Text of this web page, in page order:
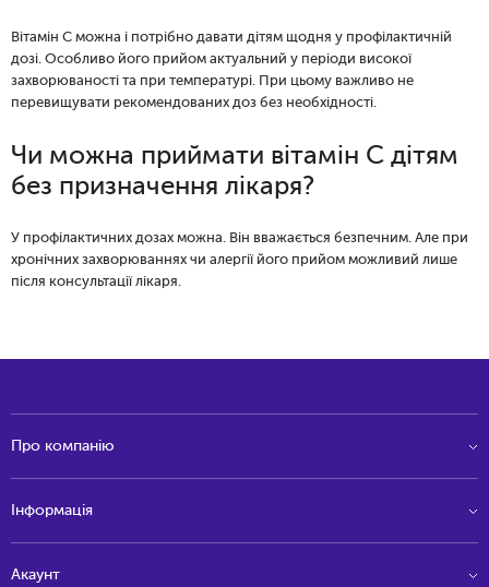
Вітамін C можна і потрібно давати дітям щодня у профілактичній
дозі. Особливо його прийом актуальний у періоди високої
захворюваності та при температурі. При цьому важливо не
перевищувати рекомендованих доз без необхідності.
Чи можна приймати вітамін С дітям
без призначення лікаря?
У профілактичних дозах можна. Він вважається безпечним. Але при
хронічних захворюваннях чи алергії його прийом можливий лише
після консультації лікаря.
Про компанію
Інформація
Акаунт